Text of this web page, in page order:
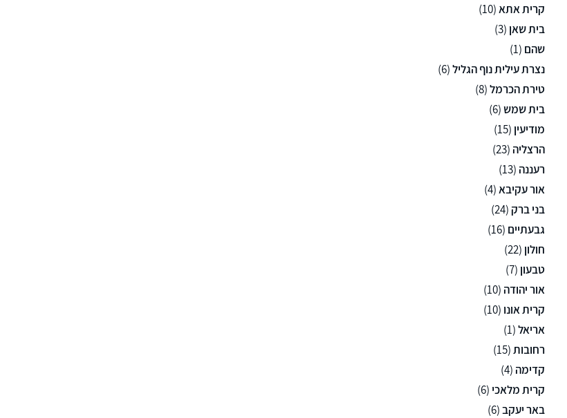
קרית אתא(10)
בית שאן (3)
שהם (1)
נצרת עילית נוף הגליל(6)
טירת הכרמל(8)
בית שמש(6)
מודיעין (15)
הרצליה (23)
רעננה (13)
אור עקיבא(4)
בני ברק(24)
גבעתיים (16)
חולון (22)
טבעון (7)
אור יהודה (10)
קרית אונו (10)
אריאל(1)
רחובות(15)
קדימה (4)
קרית מלאכי (6)
באר יעקב(6)